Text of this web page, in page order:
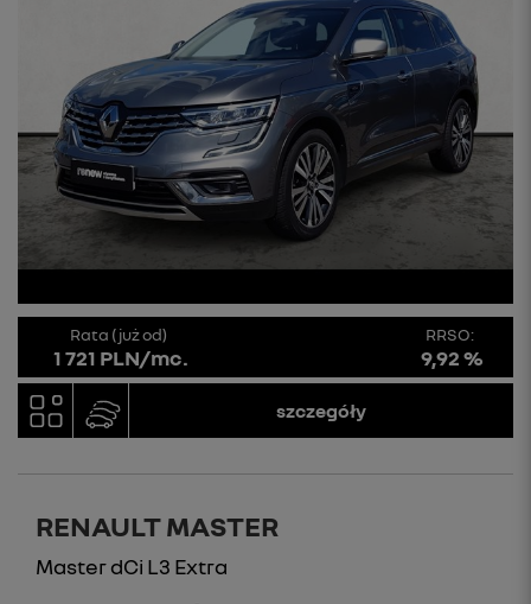
Rata (już od)
1 721 PLN/mc.
RRSO:
9,92 %
szczegóły
RENAULT MASTER
Master dCi L3 Extra